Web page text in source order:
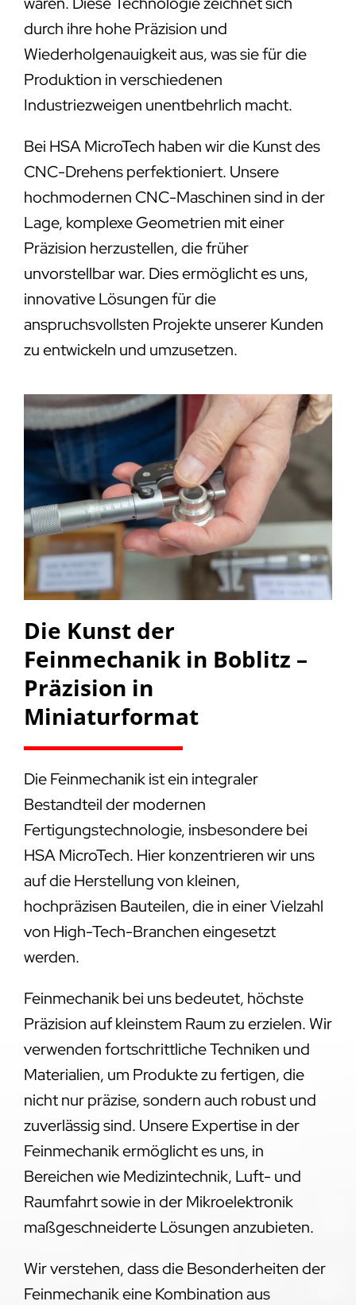
durch ihre hohe Präzision und
Wiederholgenauigkeit aus, was sie für die
Produktion in verschiedenen
Industriezweigen unentbehrlich macht.
Bei HSA MicroTech haben wir die Kunst des
CNC-Drehens perfektioniert. Unsere
hochmodernen CNC-Maschinen sind in der
Lage, komplexe Geometrien mit einer
Präzision herzustellen, die früher
unvorstellbar war. Dies ermöglicht es uns,
innovative Lösungen für die
anspruchsvollsten Projekte unserer Kunden
zu entwickeln und umzusetzen.
Die Kunst der
Feinmechanik in Boblitz –
Präzision in
Miniaturformat
Die Feinmechanik ist ein integraler
Bestandteil der modernen
Fertigungstechnologie, insbesondere bei
HSA MicroTech. Hier konzentrieren wir uns
auf die Herstellung von kleinen,
hochpräzisen Bauteilen, die in einer Vielzahl
von High-Tech-Branchen eingesetzt
werden.
Feinmechanik bei uns bedeutet, höchste
Präzision auf kleinstem Raum zu erzielen. Wir
verwenden fortschrittliche Techniken und
Materialien, um Produkte zu fertigen, die
nicht nur präzise, sondern auch robust und
zuverlässig sind. Unsere Expertise in der
Feinmechanik ermöglicht es uns, in
Bereichen wie Medizintechnik, Luft- und
Raumfahrt sowie in der Mikroelektronik
maßgeschneiderte Lösungen anzubieten.
Wir verstehen, dass die Besonderheiten der
Feinmechanik eine Kombination aus